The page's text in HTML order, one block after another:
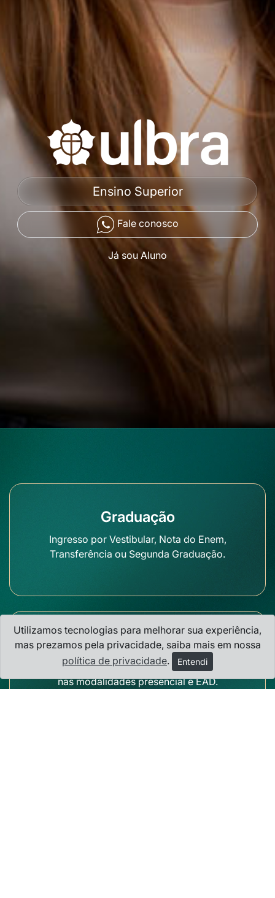
Ensino Superior
Fale conosco
Já sou Aluno
Graduação
Ingresso por Vestibular, Nota do Enem,
Transferência ou Segunda Graduação.
Pós-graduação
Conheça os cursos de especialização Lato Sensu
nas modalidades presencial e EAD.
Utilizamos tecnologias para melhorar sua experiência,
mas prezamos pela privacidade, saiba mais em nossa
política de privacidade. Entendi